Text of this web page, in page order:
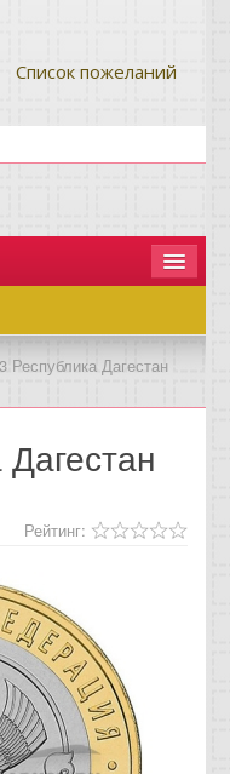
Список пожеланий
Республика Дагестан
Рейтинг: